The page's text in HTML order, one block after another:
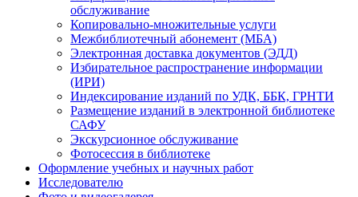
обслуживание
Копировально-множительные услуги
Межбиблиотечный абонемент (МБА)
Электронная доставка документов (ЭДД)
Избирательное распространение информации
(ИРИ)
Индексирование изданий по УДК, ББК, ГРНТИ
Размещение изданий в электронной библиотеке
САФУ
Экскурсионное обслуживание
Фотосессия в библиотеке
Оформление учебных и научных работ
Исследователю